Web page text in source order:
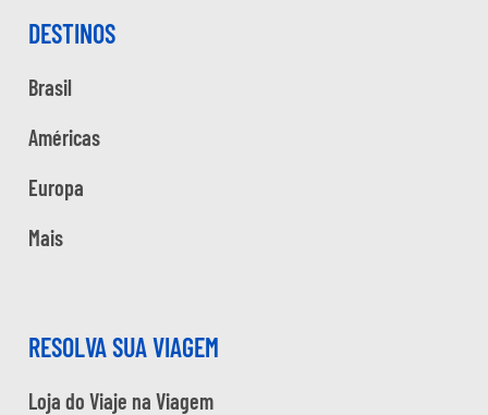
DESTINOS
Brasil
Américas
Europa
Mais
RESOLVA SUA VIAGEM
Loja do Viaje na Viagem